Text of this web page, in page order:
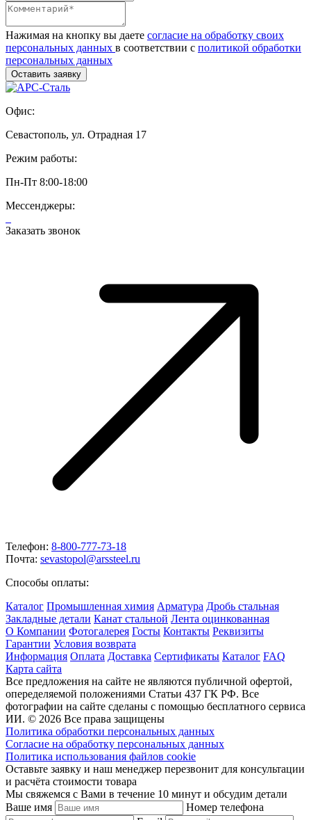
Нажимая на кнопку вы даете согласие на обработку своих
персональных данных в соответствии с политикой обработки
персональных данных
Офис:
Севастополь, ул. Отрадная 17
Режим работы:
Пн-Пт 8:00-18:00
Мессенджеры:
Заказать звонок
Телефон: 8-800-777-73-18
Почта: sevastopol@arssteel.ru
Способы оплаты:
Каталог Промышленная химия Арматура Дробь стальная
Закладные детали Канат стальной Лента оцинкованная
О Компании Фотогалерея Госты Контакты Реквизиты
Гарантии Условия возврата
Информация Оплата Доставка Сертификаты Каталог FAQ
Карта сайта
Все предложения на сайте не являются публичной офертой,
опеределяемой положениями Статьи 437 ГК РФ. Все
фотографии на сайте сделаны с помощью бесплатного сервиса
ИИ. © 2026 Все права защищены
Политика обработки персональных данных
Согласие на обработку персональных данных
Политика использования файлов cookie
Оставьте заявку и наш менеджер перезвонит для консультации
и расчёта стоимости товара
Мы свяжемся с Вами в течение 10 минут и обсудим детали
Ваше имя
Номер телефона